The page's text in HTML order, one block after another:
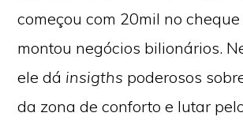
começou com 20mil no
montou negócios bilionários.
ele dá insigths poderosos
da zona de conforto e lutar